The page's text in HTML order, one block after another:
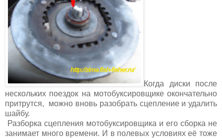
Когда диски после
нескольких поездок на мотобуксировщике окончательно
притрутся, можно вновь разобрать сцепление и удалить
шайбу.
Разборка сцепления мотобуксировщика и его сборка не
занимает много времени. И в полевых условиях её тоже